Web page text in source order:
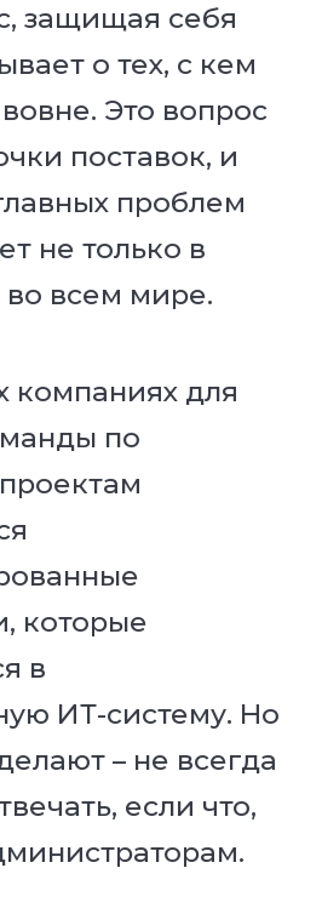
защищая себя
о тех, с кем
Это вопрос
поставок, и
проблем
не только в
во всем мире.
компаниях для
по
которые
в
ИТ-систему. Но
– не всегда
если что,